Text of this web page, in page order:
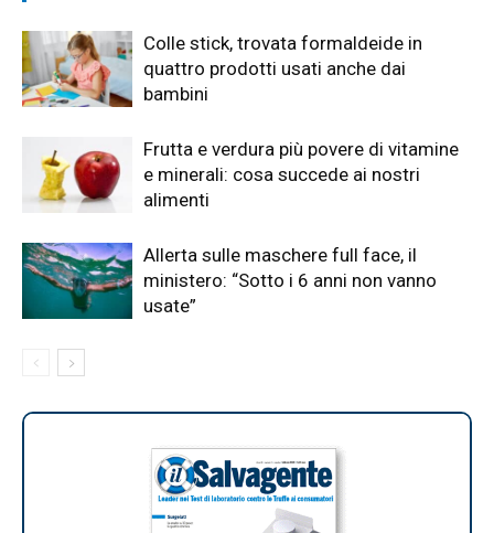
Colle stick, trovata formaldeide in
quattro prodotti usati anche dai
bambini
Frutta e verdura più povere di vitamine
e minerali: cosa succede ai nostri
alimenti
Allerta sulle maschere full face, il
ministero: “Sotto i 6 anni non vanno
usate”